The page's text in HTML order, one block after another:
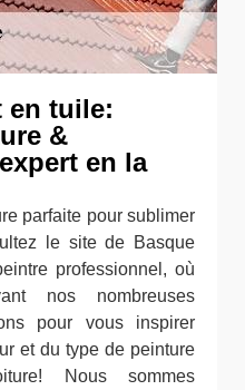
en tuile:
&
en la
parfaite pour sublimer
le site de Basque
professionnel, où
nos nombreuses
pour vous inspirer
et du type de peinture
Nous sommes